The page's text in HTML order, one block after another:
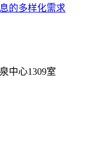
的多样化需求
中心1309室